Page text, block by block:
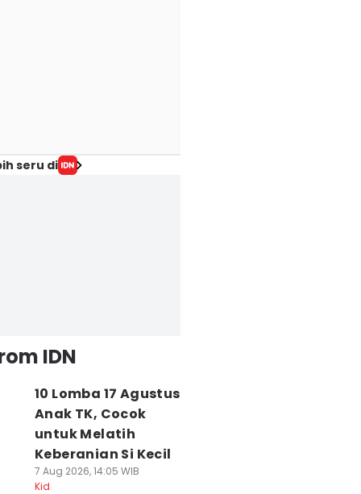
seru di
IDN
10 Lomba 17 Agustus
Anak TK, Cocok
untuk Melatih
Keberanian Si Kecil
7 Aug 2026, 14:05 WIB
Kid